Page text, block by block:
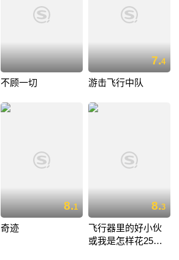
不顾一切
7.4
游击飞行中队
8.1
奇迹
8.3
飞行器里的好小伙
或我是怎样花25小